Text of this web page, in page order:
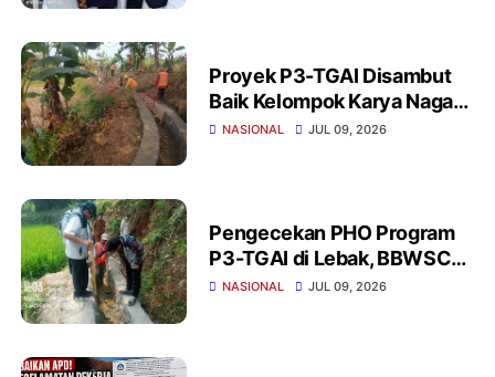
Proyek P3-TGAI Disambut
Baik Kelompok Karya Naga
Cihara Lebak, Pastikan
NASIONAL JUL 09, 2026
Pengecekan PHO Program
P3-TGAI di Lebak, BBWSC3:
Fisik Irigasi Sesuai
NASIONAL JUL 09, 2026